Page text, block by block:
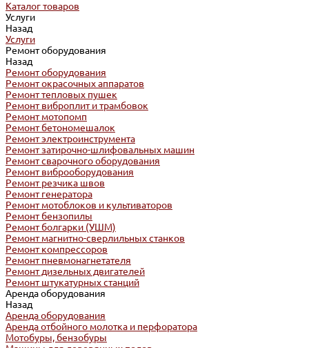
Каталог товаров
Услуги
Назад
Услуги
Ремонт оборудования
Назад
Ремонт оборудования
Ремонт окрасочных аппаратов
Ремонт тепловых пушек
Ремонт виброплит и трамбовок
Ремонт мотопомп
Ремонт бетономешалок
Ремонт электроинструмента
Ремонт затирочно-шлифовальных машин
Ремонт сварочного оборудования
Ремонт виброоборудования
Ремонт резчика швов
Ремонт генератора
Ремонт мотоблоков и культиваторов
Ремонт бензопилы
Ремонт болгарки (УШМ)
Ремонт магнитно-сверлильных станков
Ремонт компрессоров
Ремонт пневмонагнетателя
Ремонт дизельных двигателей
Ремонт штукатурных станций
Аренда оборудования
Назад
Аренда оборудования
Аренда отбойного молотка и перфоратора
Мотобуры, бензобуры